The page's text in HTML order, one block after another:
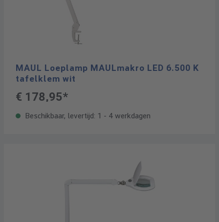
MAUL Loeplamp MAULmakro LED 6.500 K
tafelklem wit
€ 178,95*
Beschikbaar, levertijd: 1 - 4 werkdagen